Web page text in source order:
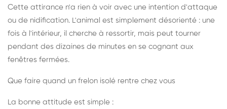
Cette attirance n'a rien à voir avec une intention d'attaque
ou de nidification. L'animal est simplement désorienté : une
fois à l'intérieur, il cherche à ressortir, mais peut tourner
pendant des dizaines de minutes en se cognant aux
fenêtres fermées.
Que faire quand un frelon isolé rentre chez vous
La bonne attitude est simple :